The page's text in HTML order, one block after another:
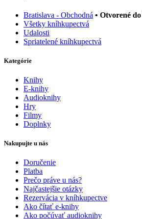
Bratislava - Obchodná • Otvorené
Všetky kníhkupectvá
Udalosti
Spriatelené kníhkupectvá
Kategórie
Knihy
E-knihy
Audioknihy
Hry
Filmy
Doplnky
Nakupujte u nás
Doručenie
Platba
Prečo práve u nás?
Najčastejšie otázky
Rezervácia v kníhkupectve
Ako čítať e-knihy
Ako počúvať audioknihy